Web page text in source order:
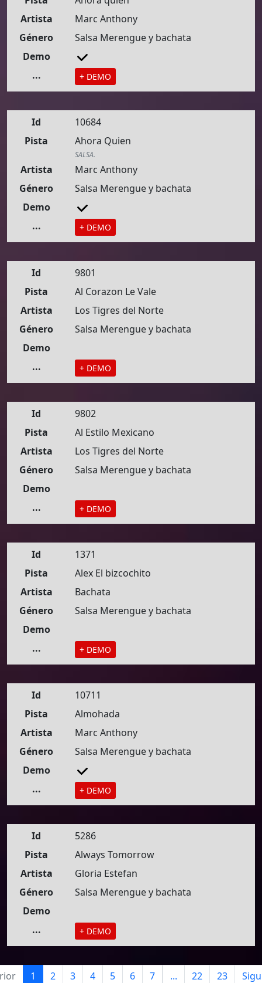
Artista
Marc Anthony
Género
Salsa Merengue y bachata
Demo
...
+ DEMO
Id
10684
Pista
Ahora Quien
SALSA.
Artista
Marc Anthony
Género
Salsa Merengue y bachata
Demo
...
+ DEMO
Id
9801
Pista
Al Corazon Le Vale
Artista
Los Tigres del Norte
Género
Salsa Merengue y bachata
Demo
...
+ DEMO
Id
9802
Pista
Al Estilo Mexicano
Artista
Los Tigres del Norte
Género
Salsa Merengue y bachata
Demo
...
+ DEMO
Id
1371
Pista
Alex El bizcochito
Artista
Bachata
Género
Salsa Merengue y bachata
Demo
...
+ DEMO
Id
10711
Pista
Almohada
Artista
Marc Anthony
Género
Salsa Merengue y bachata
Demo
...
+ DEMO
Id
5286
Pista
Always Tomorrow
Artista
Gloria Estefan
Género
Salsa Merengue y bachata
Demo
...
+ DEMO
1 2 3 4 5 6 7 ... 22 23